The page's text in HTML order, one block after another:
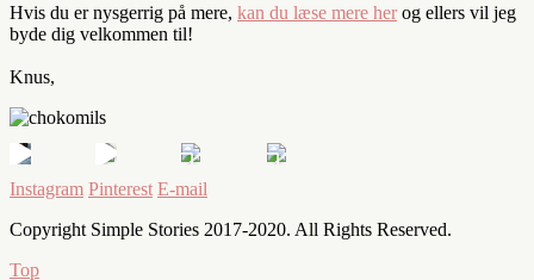
Hvis du er nysgerrig på mere, kan du læse mere her og ellers vil jeg
byde dig velkommen til!
Knus,
Instagram Pinterest E-mail
Copyright Simple Stories 2017-2020. All Rights Reserved.
Top